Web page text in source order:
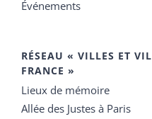
Événements
RÉSEAU « VILLES ET
FRANCE »
Lieux de mémoire
Allée des Justes à Paris